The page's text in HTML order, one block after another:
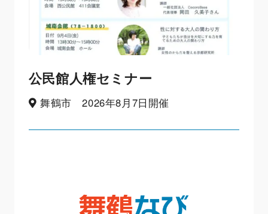
公民館人権セミナー
舞鶴市 2026年8月7日開催